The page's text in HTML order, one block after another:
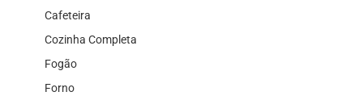
Cafeteira
Cozinha Completa
Fogão
Forno